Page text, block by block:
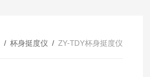
/ 杯身挺度仪 / ZY-TDY杯身挺度仪